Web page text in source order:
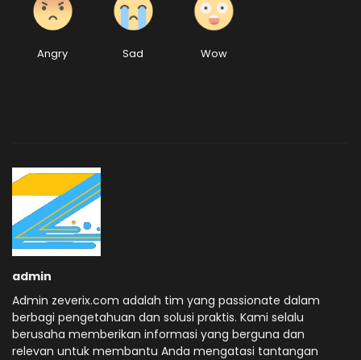
Angry Sad Wow
admin
Admin zeverix.com adalah tim yang passionate dalam
berbagi pengetahuan dan solusi praktis. Kami selalu
berusaha memberikan informasi yang berguna dan
relevan untuk membantu Anda mengatasi tantangan